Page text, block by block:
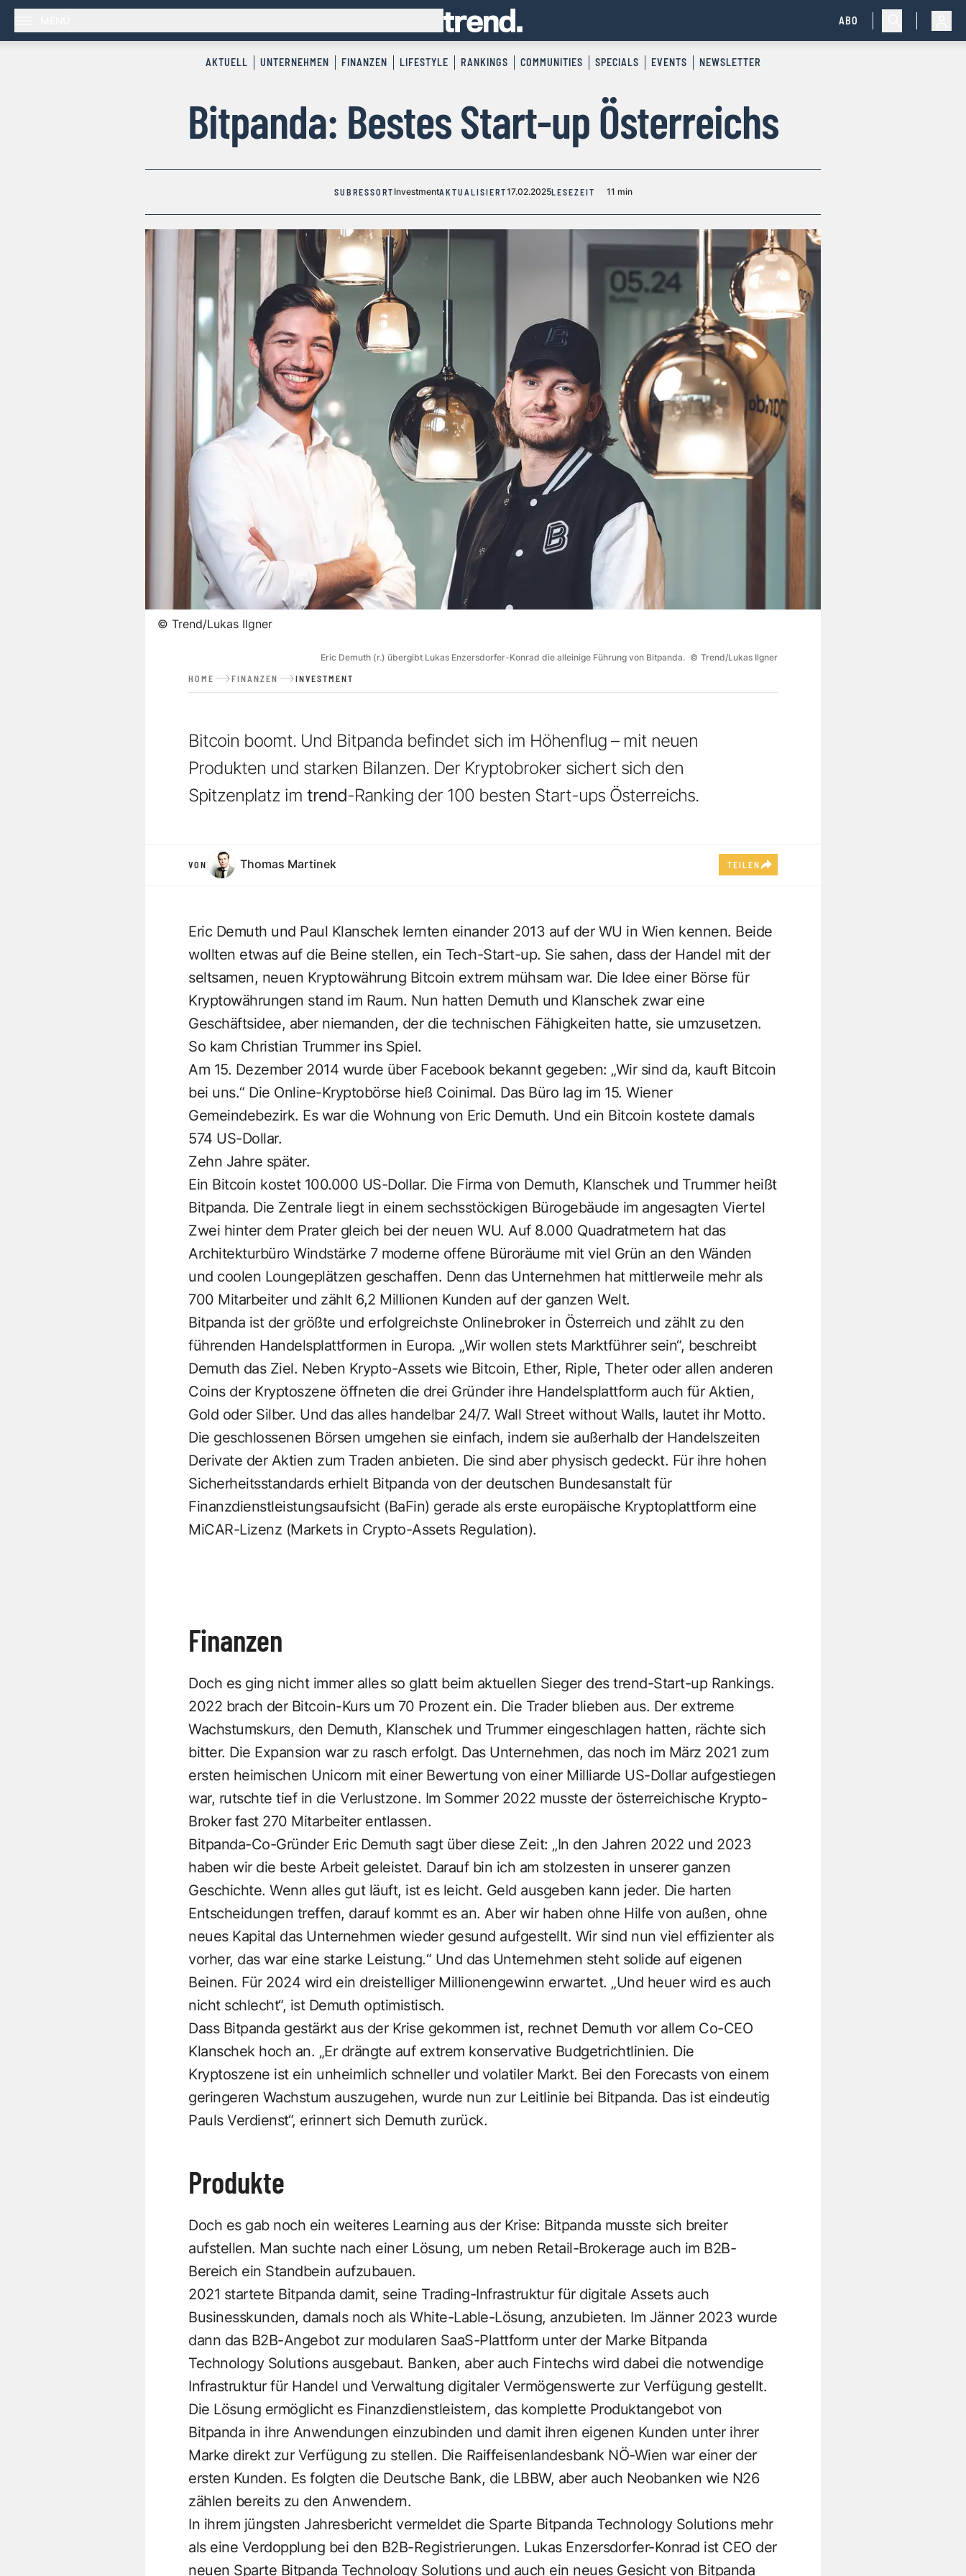
ABO
AKTUELL UNTERNEHMEN FINANZEN LIFESTYLE RANKINGS COMMUNITIES SPECIALS EVENTS NEWSLETTER
Bitpanda: Bestes Start-up Österreichs
SUBRESSORT InvestmentAKTUALISIERT17.02.2025LESEZEIT 11 min
© Trend/Lukas Ilgner
Eric Demuth (r.) übergibt Lukas Enzersdorfer-Konrad die alleinige Führung von Bitpanda. © Trend/Lukas Ilgner
HOME FINANZEN INVESTMENT
Bitcoin boomt. Und Bitpanda befindet sich im Höhenflug – mit neuen
Produkten und starken Bilanzen. Der Kryptobroker sichert sich den
Spitzenplatz im trend-Ranking der 100 besten Start-ups Österreichs.
VON Thomas Martinek TEILEN
Eric Demuth und Paul Klanschek lernten einander 2013 auf der WU in Wien kennen. Beide
wollten etwas auf die Beine stellen, ein Tech-Start-up. Sie sahen, dass der Handel mit der
seltsamen, neuen Kryptowährung Bitcoin extrem mühsam war. Die Idee einer Börse für
Kryptowährungen stand im Raum. Nun hatten Demuth und Klanschek zwar eine
Geschäftsidee, aber niemanden, der die technischen Fähigkeiten hatte, sie umzusetzen.
So kam Christian Trummer ins Spiel.
Am 15. Dezember 2014 wurde über Facebook bekannt gegeben: „Wir sind da, kauft Bitcoin
bei uns.“ Die Online-Kryptobörse hieß Coinimal. Das Büro lag im 15. Wiener
Gemeindebezirk. Es war die Wohnung von Eric Demuth. Und ein Bitcoin kostete damals
574 US-Dollar.
Zehn Jahre später.
Ein Bitcoin kostet 100.000 US-Dollar. Die Firma von Demuth, Klanschek und Trummer heißt
Bitpanda. Die Zentrale liegt in einem sechsstöckigen Bürogebäude im angesagten Viertel
Zwei hinter dem Prater gleich bei der neuen WU. Auf 8.000 Quadratmetern hat das
Architekturbüro Windstärke 7 moderne offene Büroräume mit viel Grün an den Wänden
und coolen Loungeplätzen geschaffen. Denn das Unternehmen hat mittlerweile mehr als
700 Mitarbeiter und zählt 6,2 Millionen Kunden auf der ganzen Welt.
Bitpanda ist der größte und erfolgreichste Onlinebroker in Österreich und zählt zu den
führenden Handelsplattformen in Europa. „Wir wollen stets Marktführer sein“, beschreibt
Demuth das Ziel. Neben Krypto-Assets wie Bitcoin, Ether, Riple, Theter oder allen anderen
Coins der Kryptoszene öffneten die drei Gründer ihre Handelsplattform auch für Aktien,
Gold oder Silber. Und das alles handelbar 24/7. Wall Street without Walls, lautet ihr Motto.
Die geschlossenen Börsen umgehen sie einfach, indem sie außerhalb der Handelszeiten
Derivate der Aktien zum Traden anbieten. Die sind aber physisch gedeckt. Für ihre hohen
Sicherheitsstandards erhielt Bitpanda von der deutschen Bundesanstalt für
Finanzdienstleistungsaufsicht (BaFin) gerade als erste europäische Kryptoplattform eine
MiCAR-Lizenz (Markets in Crypto-Assets Regulation).
Finanzen
Doch es ging nicht immer alles so glatt beim aktuellen Sieger des trend-Start-up Rankings.
2022 brach der Bitcoin-Kurs um 70 Prozent ein. Die Trader blieben aus. Der extreme
Wachstumskurs, den Demuth, Klanschek und Trummer eingeschlagen hatten, rächte sich
bitter. Die Expansion war zu rasch erfolgt. Das Unternehmen, das noch im März 2021 zum
ersten heimischen Unicorn mit einer Bewertung von einer Milliarde US-Dollar aufgestiegen
war, rutschte tief in die Verlustzone. Im Sommer 2022 musste der österreichische Krypto-
Broker fast 270 Mitarbeiter entlassen.
Bitpanda-Co-Gründer Eric Demuth sagt über diese Zeit: „In den Jahren 2022 und 2023
haben wir die beste Arbeit geleistet. Darauf bin ich am stolzesten in unserer ganzen
Geschichte. Wenn alles gut läuft, ist es leicht. Geld ausgeben kann jeder. Die harten
Entscheidungen treffen, darauf kommt es an. Aber wir haben ohne Hilfe von außen, ohne
neues Kapital das Unternehmen wieder gesund aufgestellt. Wir sind nun viel effizienter als
vorher, das war eine starke Leistung.“ Und das Unternehmen steht solide auf eigenen
Beinen. Für 2024 wird ein dreistelliger Millionengewinn erwartet. „Und heuer wird es auch
nicht schlecht“, ist Demuth optimistisch.
Dass Bitpanda gestärkt aus der Krise gekommen ist, rechnet Demuth vor allem Co-CEO
Klanschek hoch an. „Er drängte auf extrem konservative Budgetrichtlinien. Die
Kryptoszene ist ein unheimlich schneller und volatiler Markt. Bei den Forecasts von einem
geringeren Wachstum auszugehen, wurde nun zur Leitlinie bei Bitpanda. Das ist eindeutig
Pauls Verdienst“, erinnert sich Demuth zurück.
Produkte
Doch es gab noch ein weiteres Learning aus der Krise: Bitpanda musste sich breiter
aufstellen. Man suchte nach einer Lösung, um neben Retail-Brokerage auch im B2B-
Bereich ein Standbein aufzubauen.
2021 startete Bitpanda damit, seine Trading-Infrastruktur für digitale Assets auch
Businesskunden, damals noch als White-Lable-Lösung, anzubieten. Im Jänner 2023 wurde
dann das B2B-Angebot zur modularen SaaS-Plattform unter der Marke Bitpanda
Technology Solutions ausgebaut. Banken, aber auch Fintechs wird dabei die notwendige
Infrastruktur für Handel und Verwaltung digitaler Vermögenswerte zur Verfügung gestellt.
Die Lösung ermöglicht es Finanzdienstleistern, das komplette Produktangebot von
Bitpanda in ihre Anwendungen einzubinden und damit ihren eigenen Kunden unter ihrer
Marke direkt zur Verfügung zu stellen. Die Raiffeisenlandesbank NÖ-Wien war einer der
ersten Kunden. Es folgten die Deutsche Bank, die LBBW, aber auch Neobanken wie N26
zählen bereits zu den Anwendern.
In ihrem jüngsten Jahresbericht vermeldet die Sparte Bitpanda Technology Solutions mehr
als eine Verdopplung bei den B2B-Registrierungen. Lukas Enzersdorfer-Konrad ist CEO der
neuen Sparte Bitpanda Technology Solutions und auch ein neues Gesicht von Bitpanda